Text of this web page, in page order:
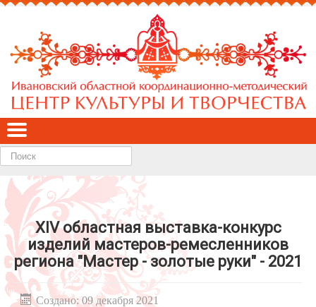
Найти
XIV областная выставка-конкурс
изделий мастеров-ремесленников
региона "Мастер - золотые руки" - 2021
Создано: 09 декабря 2021